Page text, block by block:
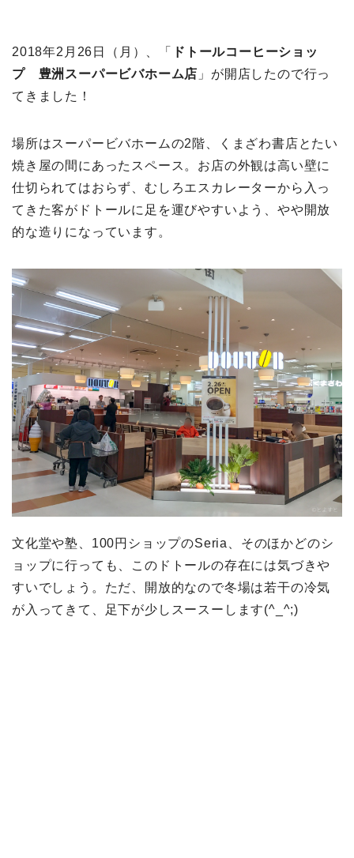
2018年2月26日（月）、「
ドトールコーヒーショッ
プ 豊洲スーパービバホーム店 」が開店したので行っ
てきました！
場所はスーパービバホームの2階、くまざわ書店とたい
焼き屋の間にあったスペース。お店の外観は高い壁に
仕切られてはおらず、むしろエスカレーターから入っ
てきた客がドトールに足を運びやすいよう、やや開放
的な造りになっています。
文化堂や塾、100円ショップのSeria、そのほかどのシ
ョップに行っても、このドトールの存在には気づきや
すいでしょう。ただ、開放的なので冬場は若干の冷気
が入ってきて、足下が少しスースーします(^_^;)